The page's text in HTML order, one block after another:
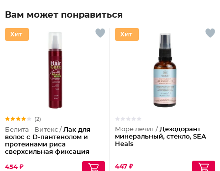
Вам может понравиться
(2)
Белита - Витекс / Лак для
волос с D-пантенолом и
протеинами риса
сверхсильная фиксация
454 ₽
Море лечит / Дезодорант
минеральный, стекло, SEA
Heals
447 ₽